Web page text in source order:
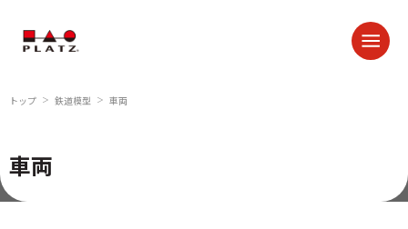
トップ ＞ 鉄道模型 ＞ 車両
車両